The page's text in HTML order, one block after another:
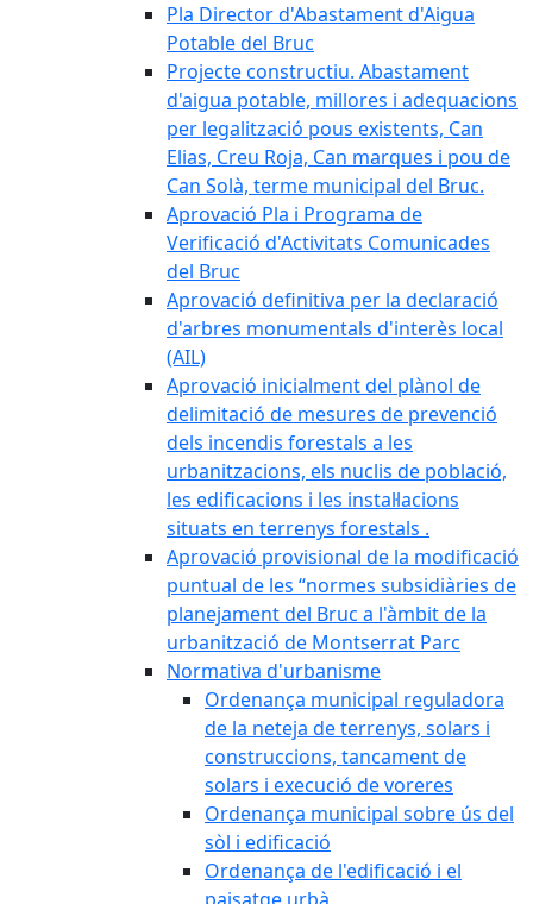
Pla Director d'Abastament d'Aigua
Potable del Bruc
Projecte constructiu. Abastament
d'aigua potable, millores i adequacions
per legalització pous existents, Can
Elias, Creu Roja, Can marques i pou de
Can Solà, terme municipal del Bruc.
Aprovació Pla i Programa de
Verificació d'Activitats Comunicades
del Bruc
Aprovació definitiva per la declaració
d'arbres monumentals d'interès local
(AIL)
Aprovació inicialment del plànol de
delimitació de mesures de prevenció
dels incendis forestals a les
urbanitzacions, els nuclis de població,
les edificacions i les instal·lacions
situats en terrenys forestals .
Aprovació provisional de la modificació
puntual de les “normes subsidiàries de
planejament del Bruc a l'àmbit de la
urbanització de Montserrat Parc
Normativa d'urbanisme
Ordenança municipal reguladora
de la neteja de terrenys, solars i
construccions, tancament de
solars i execució de voreres
Ordenança municipal sobre ús del
sòl i edificació
Ordenança de l'edificació i el